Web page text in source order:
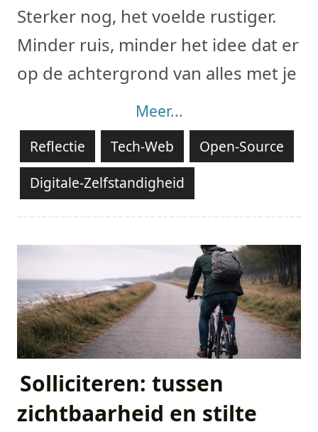
Sterker nog, het voelde rustiger.
Minder ruis, minder het idee dat er
op de achtergrond van alles met je
Meer...
Reflectie Tech-Web
Open-Source
Digitale-Zelfstandigheid
Solliciteren: tussen
zichtbaarheid en stilte